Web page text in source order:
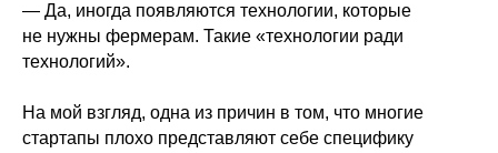
— Да, иногда появляются технологии, которые
не нужны фермерам. Такие «технологии ради
технологий».
На мой взгляд, одна из причин в том, что многие
стартапы плохо представляют себе специфику